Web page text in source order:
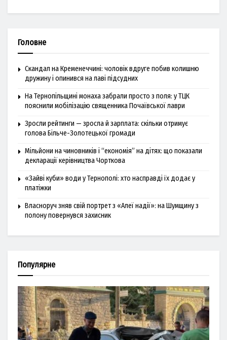
Головне
Скандал на Кременеччині: чоловік вдруге побив колишню
дружину і опинився на лаві підсудних
На Тернопільщині монаха забрали просто з поля: у ТЦК
пояснили мобілізацію священника Почаївської лаври
Зросли рейтинги — зросла й зарплата: скільки отримує
голова Більче-Золотецької громади
Мільйони на чиновників і “економія” на дітях: що показали
декларації керівництва Чорткова
«Зайві куби» води у Тернополі: хто насправді їх додає у
платіжки
Власноруч зняв свій портрет з «Алеї надії»: на Шумщину з
полону повернувся захисник
Популярне